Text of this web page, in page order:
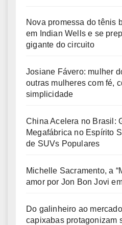
Nova promessa do tênis
em Indian Wells e se
gigante do circuito
Josiane Fávero: mulher
outras mulheres com fé,
simplicidade
China Acelera no Brasil:
Megafábrica no Espírito
de SUVs Populares
Michelle Sacramento, a
amor por Jon Bon Jovi
Do galinheiro ao
capixabas protagonizam